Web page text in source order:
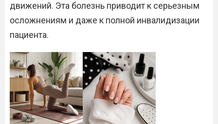
движений. Эта болезнь приводит к серьезным
осложнениям и даже к полной инвалидизации
пациента.